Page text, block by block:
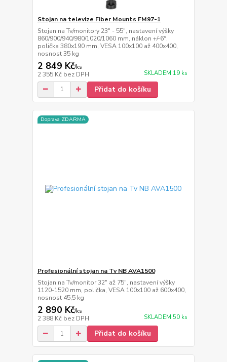
Stojan na televize Fiber Mounts FM97-1
Stojan na Tv/monitory 23" - 55", nastavení výšky
860/900/940/980/1020/1060 mm, náklon +/-6°,
polička 380x190 mm, VESA 100x100 až 400x400,
nosnost 35 kg
2 849 Kč/ks
2 355 Kč bez DPH SKLADEM 19 ks
Přidat do košíku
Doprava ZDARMA
Profesionální stojan na Tv NB AVA1500
Stojan na Tv/monitor 32" až 75", nastavení výšky
1120-1520 mm, polička, VESA 100x100 až 600x400,
nosnost 45,5 kg
2 890 Kč/ks
2 388 Kč bez DPH SKLADEM 50 ks
Přidat do košíku